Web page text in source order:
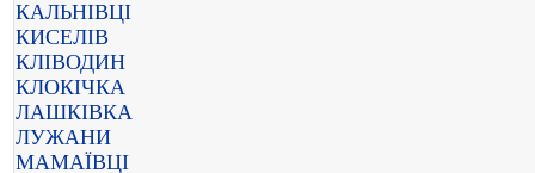
КАЛЬНІВЦІ
КИСЕЛІВ
КЛІВОДИН
КЛОКІЧКА
ЛАШКІВКА
ЛУЖАНИ
МАМАЇВЦІ